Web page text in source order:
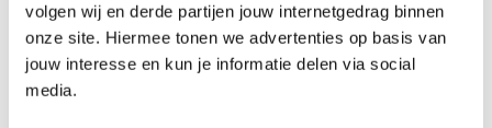
volgen wij en derde partijen jouw internetgedrag binnen
onze site. Hiermee tonen we advertenties op basis van
jouw interesse en kun je informatie delen via social
media.
voordeel van € 992,-. Je ontvangt namelijk het Race pakket voor maar €
199,-. De superbike die adrenaline en performance naar een hoger
niveau tilt. #NeverStopChallenging